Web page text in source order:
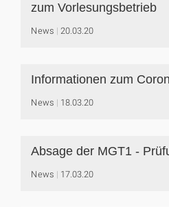
zum Vorlesungsbetrieb
News 20.03.20
Informationen zum
News 18.03.20
Absage der MGT1 -
News 17.03.20